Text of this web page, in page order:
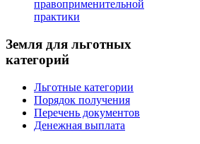
правоприменительной
практики
Земля для льготных
категорий
Льготные категории
Порядок получения
Перечень документов
Денежная выплата